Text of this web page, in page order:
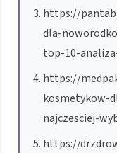
https://
dla-
top-10-
https://
kosmetykow-
najczesciej-
https://